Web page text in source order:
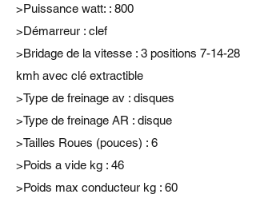
>Puissance watt: : 800
>Démarreur : clef
>Bridage de la vitesse : 3 positions 7-14-28
kmh avec clé extractible
>Type de freinage av : disques
>Type de freinage AR : disque
>Tailles Roues (pouces) : 6
>Poids a vide kg : 46
>Poids max conducteur kg : 60